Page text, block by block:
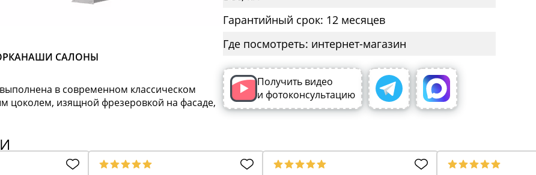
НАШИ САЛОНЫ
в современном классическом
цоколем, изящной фрезеровкой на фасаде,
Гарантийный срок: 12 месяцев
Где посмотреть: интернет-магазин
Получить видео
и фотоконсультацию